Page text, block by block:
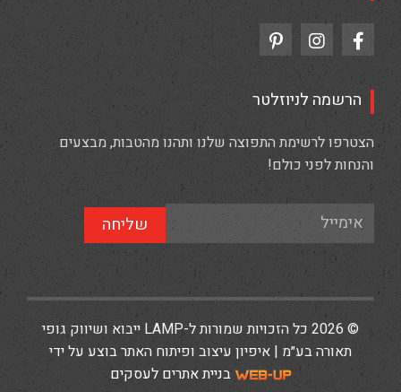
הרשמה לניוזלטר
הצטרפו לרשימת התפוצה שלנו ותהנו מהטבות, מבצעים
והנחות לפני כולם!
שליחה
© 2026 כל הזכויות שמורות ל-LAMP ייבוא ושיווק גופי
תאורה בע״מ | איפיון עיצוב ופיתוח האתר בוצע על ידי
בניית אתרים לעסקים